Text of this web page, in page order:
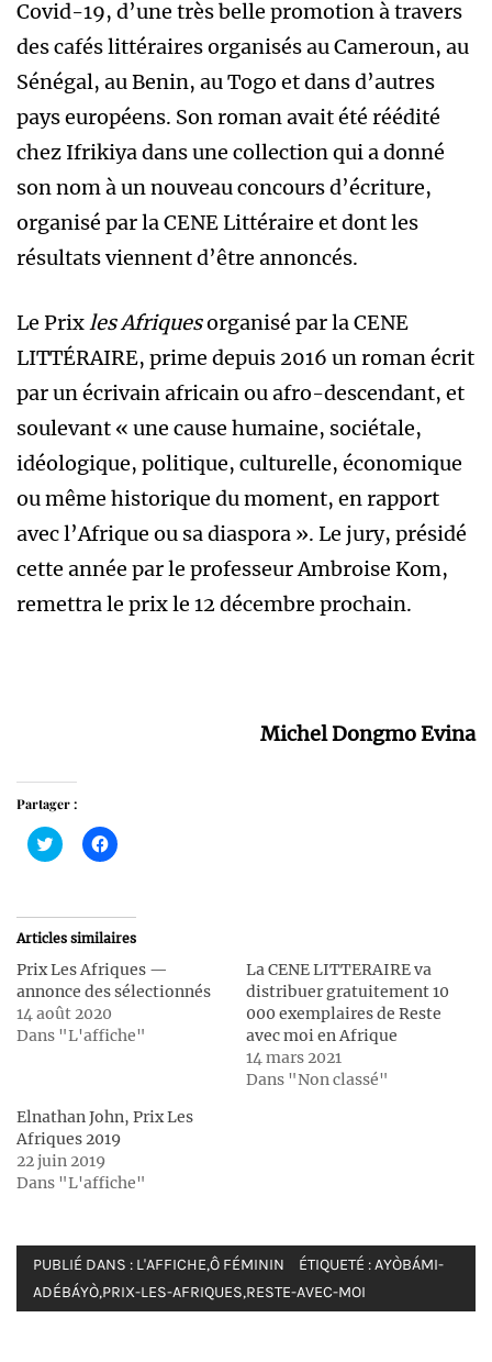
Covid-19, d’une très belle promotion à travers
des cafés littéraires organisés au Cameroun, au
Sénégal, au Benin, au Togo et dans d’autres
pays européens. Son roman avait été réédité
chez Ifrikiya dans une collection qui a donné
son nom à un nouveau concours d’écriture,
organisé par la CENE Littéraire et dont les
résultats viennent d’être annoncés.
Le Prixles Afriquesorganisé par la CENE
LITTÉRAIRE, prime depuis 2016 un roman écrit
par un écrivain africain ou afro-descendant, et
soulevant « une cause humaine, sociétale,
idéologique, politique, culturelle, économique
ou même historique du moment, en rapport
avec l’Afrique ou sa diaspora ». Le jury, présidé
cette année par le professeur Ambroise Kom,
remettra le prix le 12 décembre prochain.
Michel Dongmo Evina
Partager :
Cliquez
pour
dans
une
nouvelle
Cliquez
pour
dans
une
nouvelle
Articles similaires
Prix Les Afriques —
annonce des sélectionnés
14 août 2020
Dans "L'affiche"
La CENE LITTERAIRE va
distribuer gratuitement 10
000 exemplaires de Reste
avec moi en Afrique
14 mars 2021
Dans "Non classé"
Elnathan John, Prix Les
Afriques 2019
22 juin 2019
Dans "L'affiche"
PUBLIÉ DANS : L'AFFICHE,Ô FÉMININ ÉTIQUETÉ :AYÒBÁMI-
ADÉBÁYÒ,PRIX-LES-AFRIQUES,RESTE-AVEC-MOI